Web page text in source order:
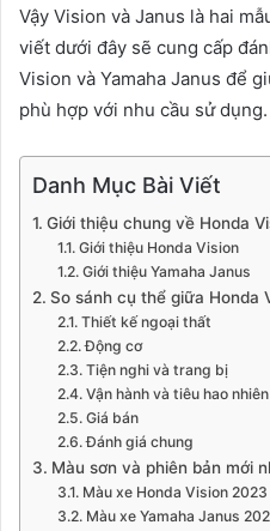
Vậy Vision và Janus là hai
viết dưới đây sẽ cung cấp
Vision và Yamaha Janus để
phù hợp với nhu cầu sử dụng.
Danh Mục Bài Viết
Giới thiệu chung về Honda
Giới thiệu Honda Vision
Giới thiệu Yamaha Janus
So sánh cụ thể giữa Honda
Thiết kế ngoại thất
Động cơ
Tiện nghi và trang bị
Vận hành và tiêu hao
Giá bán
Đánh giá chung
Màu sơn và phiên bản mới
Màu xe Honda Vision 2023
Màu xe Yamaha Janus